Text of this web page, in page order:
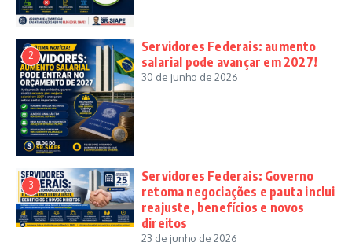
2
Servidores Federais: aumento
salarial pode avançar em 2027!
30 de junho de 2026
3
Servidores Federais: Governo
retoma negociações e pauta inclui
reajuste, benefícios e novos
direitos
23 de junho de 2026